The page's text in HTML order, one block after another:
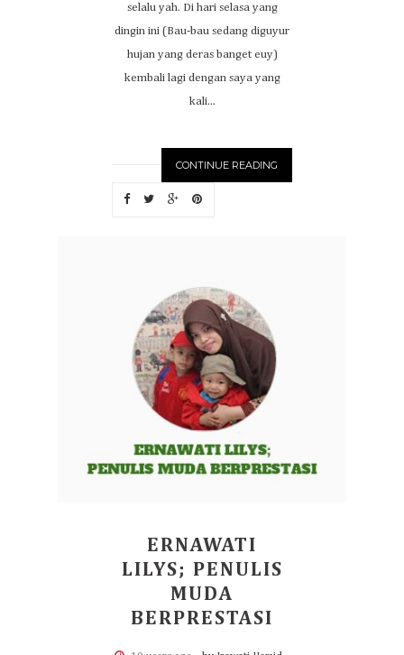
selalu yah. Di hari selasa yang
dingin ini (Bau-bau sedang diguyur
hujan yang deras banget euy)
kembali lagi dengan saya yang
kali...
CONTINUE READING
ERNAWATI
LILYS; PENULIS
MUDA
BERPRESTASI